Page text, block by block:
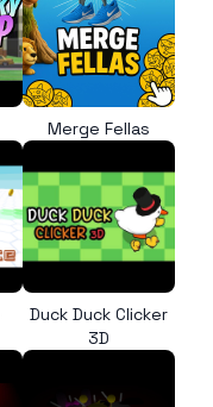
Merge Fellas
Duck Duck Clicker
3D